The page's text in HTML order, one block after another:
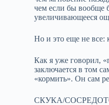
чем если бы вообще
увеличивающееся
Но и это еще не все:
Как я уже говорил,
заключается в том
«кормить». Он сам
СКУКА/